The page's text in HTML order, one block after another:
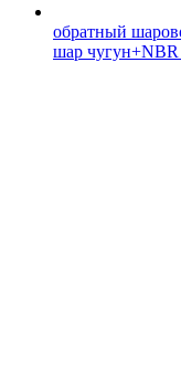
обратный
шар чугун+NBR